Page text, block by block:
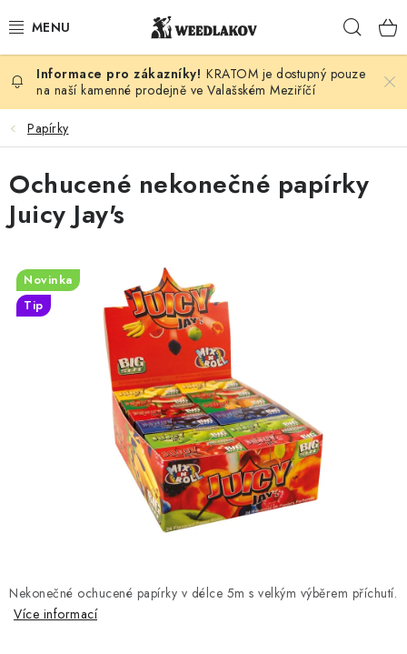
na
KONOPÍ DLE DRUHU
KUŘÁCKÉ POTŘEBY
SEMENA
KONOPNÁ KOSMETIKA
PRO ZVÍŘATA
ENERGY SNIFF
PODLE ZNAČKY
Kamenný obchod Hodnocení obchodu
Doprava & Platba
KRATOM je dostupný pouze
na naší kamenné prodejně ve Valašském Meziříčí
Papírky
Nekonečné ochucené papírky v délce 5m s velkým výběrem příchutí.
Více informací
Ochucené nekonečné papírky
Juicy Jay's
Novinka
Tip